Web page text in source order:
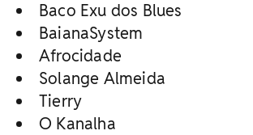
Baco Exu dos Blues
BaianaSystem
Afrocidade
Solange Almeida
Tierry
O Kanalha